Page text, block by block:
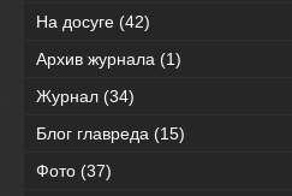
На досуге (42)
Архив журнала (1)
Журнал (34)
Блог главреда (15)
Фото (37)